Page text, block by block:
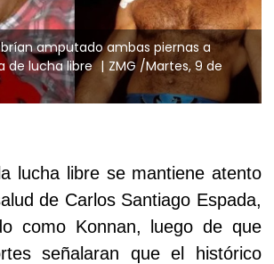
amputado ambas piernas a
de lucha libre
ZMG /Martes, 9 de
lucha libre se mantiene atento
de Carlos Santiago Espada,
como Konnan, luego de que
señalaran que el histórico